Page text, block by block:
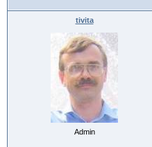
tivita
Admin